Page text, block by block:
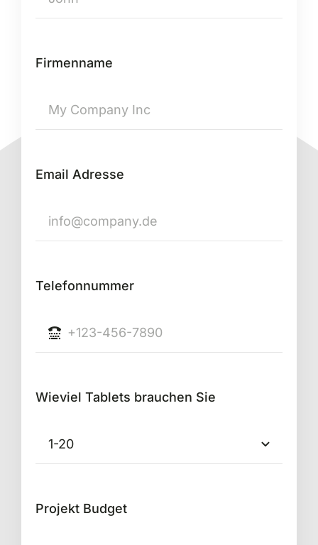
Firmenname
Email Adresse
Telefonnummer
Wieviel Tablets brauchen Sie
Projekt Budget